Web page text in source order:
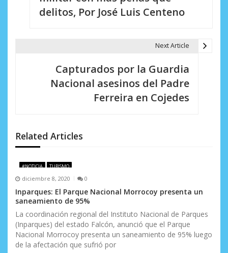
n
d
e
e
n
t
r
delitos, Por José Luis Centeno
Next Article
Capturados por la Guardia
Nacional asesinos del Padre
Ferreira en Cojedes
Related Articles
#NOTICIA TURISMO
diciembre 8, 2020 0
Inparques: El Parque Nacional Morrocoy presenta un
saneamiento de 95%
La coordinación regional del Instituto Nacional de Parques
(Inparques) del estado Falcón, anunció que el Parque
Nacional Morrocoy presenta un saneamiento de 95% luego
de la afectación que sufrió por